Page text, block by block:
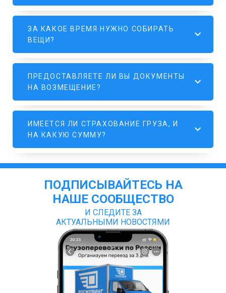
ЗА КАКОЕ ВРЕМЯ НУЖНО СОБИРАТЬ
ВЕЩИ?
ПРЕДОСТАВЛЯЕТЕ ЛИ ВЫ ДОКУМЕНТЫ
НА ВОЗМЕЩЕНИЕ?
ИМЕЕТСЯ ЛИ СТРАХОВАНИЕ ГРУЗА, И
НА КАКУЮ СУММУ?
ПОДПИСЫВАЙТЕСЬ НА
НАШЕ СООБЩЕСТВО
И СЛЕДИТЕ ЗА
АКТУАЛЬНЫМИ НОВОСТЯМИ